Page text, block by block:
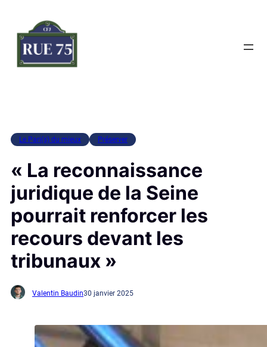
contenu
Le Pari(s) du mieux Préserver
« La reconnaissance
juridique de la Seine
pourrait renforcer les
recours devant les
tribunaux »
Valentin Baudin30 janvier 2025